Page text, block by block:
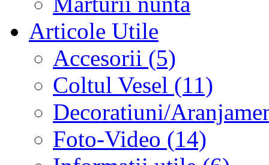
Articole Utile
Accesorii (5)
Coltul Vesel (11)
Decoratiuni/
Foto-Video (14)